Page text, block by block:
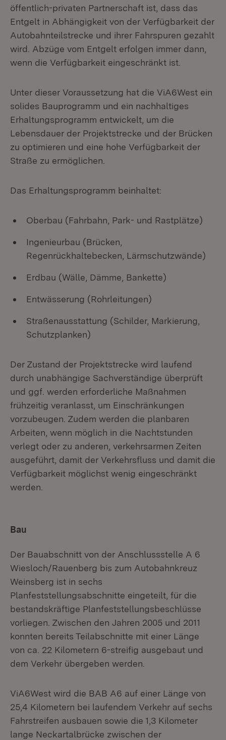
öffentlich-privaten Partnerschaft ist, dass das
Entgelt in Abhängigkeit von der Verfügbarkeit der
Autobahnteilstrecke und ihrer Fahrspuren gezahlt
wird. Abzüge vom Entgelt erfolgen immer dann,
wenn die Verfügbarkeit eingeschränkt ist.
Unter dieser Voraussetzung hat die ViA6West ein
solides Bauprogramm und ein nachhaltiges
Erhaltungsprogramm entwickelt, um die
Lebensdauer der Projektstrecke und der Brücken
zu optimieren und eine hohe Verfügbarkeit der
Straße zu ermöglichen.
Das Erhaltungsprogramm beinhaltet:
Oberbau (Fahrbahn, Park- und Rastplätze)
Ingenieurbau (Brücken,
Regenrückhaltebecken, Lärmschutzwände)
Erdbau (Wälle, Dämme, Bankette)
Entwässerung (Rohrleitungen)
Straßenausstattung (Schilder, Markierung,
Schutzplanken)
Der Zustand der Projektstrecke wird laufend
durch unabhängige Sachverständige überprüft
und ggf. werden erforderliche Maßnahmen
frühzeitig veranlasst, um Einschränkungen
vorzubeugen. Zudem werden die planbaren
Arbeiten, wenn möglich in die Nachtstunden
verlegt oder zu anderen, verkehrsarmen Zeiten
ausgeführt, damit der Verkehrsfluss und damit die
Verfügbarkeit möglichst wenig eingeschränkt
werden.
Bau
Der Bauabschnitt von der Anschlussstelle A 6
Wiesloch/Rauenberg bis zum Autobahnkreuz
Weinsberg ist in sechs
Planfeststellungsabschnitte eingeteilt, für die
bestandskräftige Planfeststellungsbeschlüsse
vorliegen. Zwischen den Jahren 2005 und 2011
konnten bereits Teilabschnitte mit einer Länge
von ca. 22 Kilometern 6-streifig ausgebaut und
dem Verkehr übergeben werden.
ViA6West wird die BAB A6 auf einer Länge von
25,4 Kilometern bei laufendem Verkehr auf sechs
Fahrstreifen ausbauen sowie die 1,3 Kilometer
lange Neckartalbrücke zwischen der